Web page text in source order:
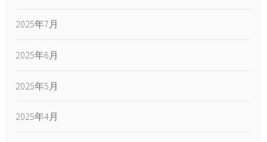
2025年7月
2025年6月
2025年5月
2025年4月